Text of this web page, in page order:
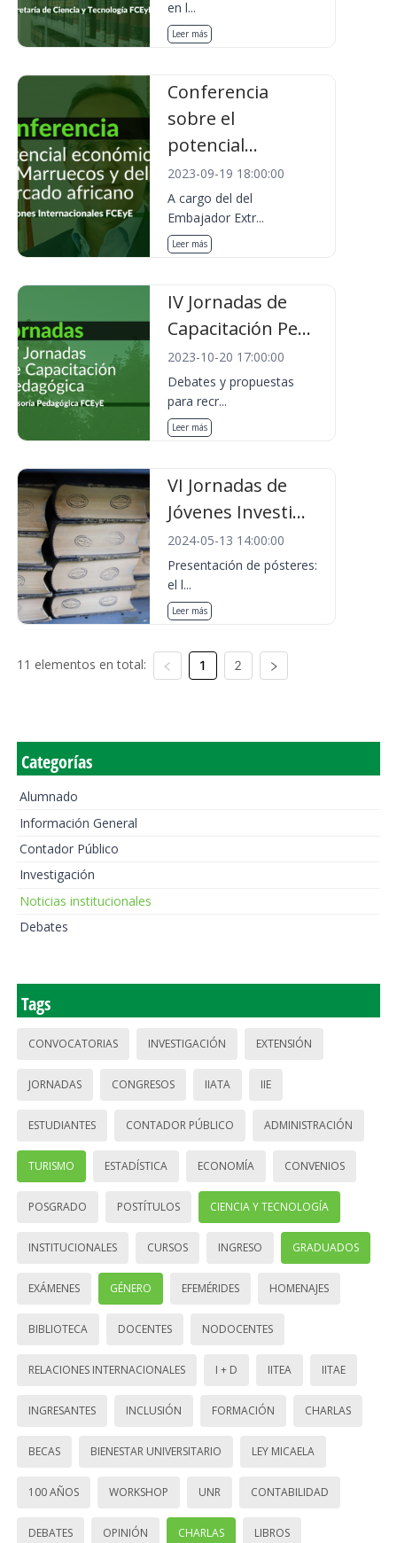
en l...
Leer más
Conferencia
sobre el
potencial...
2023-09-19 18:00:00
A cargo del del
Embajador Extr...
Leer más
IV Jornadas de
Capacitación Pe...
2023-10-20 17:00:00
Debates y propuestas
para recr...
Leer más
VI Jornadas de
Jóvenes Investi...
2024-05-13 14:00:00
Presentación de pósteres:
el l...
Leer más
11 elementos en total: 1 2
Categorías
Alumnado
Información General
Contador Público
Investigación
Noticias institucionales
Debates
Tags
CONVOCATORIAS INVESTIGACIÓN EXTENSIÓN
JORNADAS CONGRESOS IIATA IIE
ESTUDIANTES CONTADOR PÚBLICO ADMINISTRACIÓN
TURISMO ESTADÍSTICA ECONOMÍA CONVENIOS
POSGRADO POSTÍTULOS CIENCIA Y TECNOLOGÍA
INSTITUCIONALES CURSOS INGRESO GRADUADOS
EXÁMENES GÉNERO EFEMÉRIDES HOMENAJES
BIBLIOTECA DOCENTES NODOCENTES
RELACIONES INTERNACIONALES I + D IITEA IITAE
INGRESANTES INCLUSIÓN FORMACIÓN CHARLAS
BECAS BIENESTAR UNIVERSITARIO LEY MICAELA
100 AÑOS WORKSHOP UNR CONTABILIDAD
DEBATES OPINIÓN CHARLAS LIBROS